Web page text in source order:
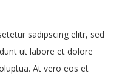
sadipscing elitr, sed
ut labore et dolore
At vero eos et